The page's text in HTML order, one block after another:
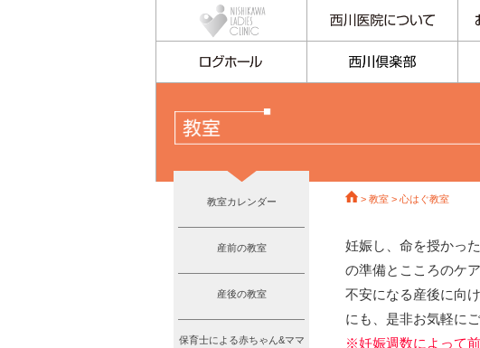
教室カレンダー
産前の教室
産後の教室
保育士による赤ちゃん&ママ
> 教室 > 心はぐ教室
妊娠し、命を授かっ
の準備とこころのケ
不安になる産後に向
にも、是非お気軽に
※妊娠週数によって